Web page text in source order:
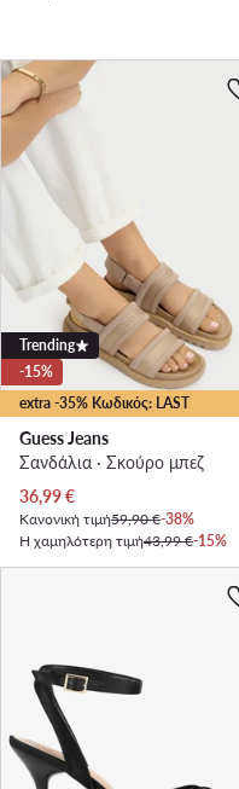
extra -35% Κωδικός: LAST
Trending
-15%
Guess Jeans
Σανδάλια · Σκούρο μπεζ
Τρέχουσα τιμή
36,99€
Κανονική τιμή59,90 €-38%
Η χαμηλότερη τιμή43,99 €-15%